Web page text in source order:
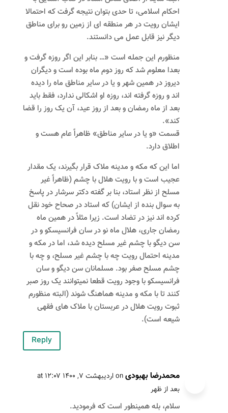
احکام اسلامی، تا حدی بتوان نتیجه گرفت که احتمالا
ایشان رویت در هر منطقه ای از زمین رو برای مناطق
دیگر نیز قابل عمل می دانستند.
منظورم این جمله است «… بنابر این اگر روزه گرفت و
بعدا معلوم شد که روز دوم ماه بوده است و دیگران
دیروز در همین شهر و یا در سایر مناطق ماه را دیده
اند و روزه گرفته اند، روزه او اشکالی ندارد، فقط باید
بعد از ماه رمضان و بعد از روز عید، آن یک روز را قضا
کند».
قسمت «و یا در سایر مناطق» ظاهراً عام هست و
اطلاق دارد.
اما این که مکه و مدینه ملاک قرار بگیرند، یک مقدار
عجیب است و با رویت هلال با چشم (ظاهراً غیر
مسلح از نظر استاد، بنا بر گفته دکتر سرشار در پاسخ
به سوال بنده از ایشان) که استاد در صحاح خود نقل
کرده اند نیز در تضاد است. زیرا مثلاً در همین ماه
رمضان جاری، هلال ماه نو در سان فرانسیسکو و در
سن دیگو با چشم غیر مسلح دیده شد، اما در مکه و
مدینه احتمال رویت چه با چشم غیر مسلح، و چه با
چشم مسلح صفر بود. مسلمانان سن دیگو و سان
فرانسیسکو با وجود رویت قطعا نمیتوانند یک روز صبر
کنند تا با مکه و مدینه هماهنگ شوند (البته منظورم
ثبوت رویت هلال در عربستان با ملاک های فقهی
شیعه است).
Reply
محمدرضا بهبودی
on اردیبهشت ۷, ۱۴۰۰ at ۱۲:۰۷
بعد از ظهر
سلام، بله همینطور است که فرمودید.